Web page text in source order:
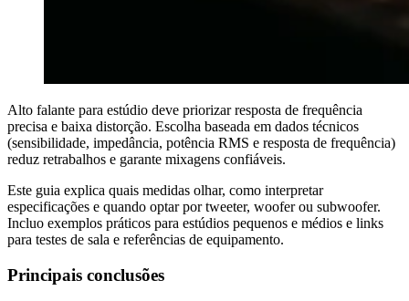
Alto falante para estúdio deve priorizar resposta de frequência
precisa e baixa distorção. Escolha baseada em dados técnicos
(sensibilidade, impedância, potência RMS e resposta de frequência)
reduz retrabalhos e garante mixagens confiáveis.
Este guia explica quais medidas olhar, como interpretar
especificações e quando optar por tweeter, woofer ou subwoofer.
Incluo exemplos práticos para estúdios pequenos e médios e links
para testes de sala e referências de equipamento.
Principais conclusões